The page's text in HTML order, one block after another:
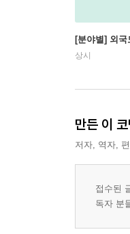
[분야별] 외
상시
만든 이
저자, 역자,
접수된
독자 분